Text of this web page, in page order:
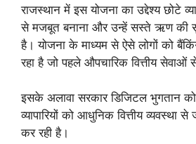
राजस्थान में इस योजना का उद्देश्य छोटे
से मजबूत बनाना और उन्हें सस्ते ऋण की
है। योजना के माध्यम से ऐसे लोगों को
रहा है जो पहले औपचारिक वित्तीय सेवाओं
इसके अलावा सरकार डिजिटल भुगतान
व्यापारियों को आधुनिक वित्तीय व्यवस्था
कर रही है।